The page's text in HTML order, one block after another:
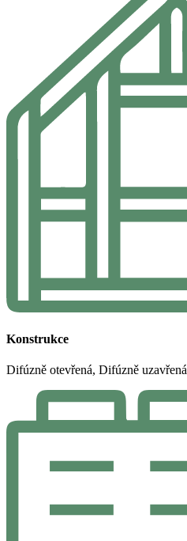
Konstrukce
Difúzně otevřená, Difúzně uzavřená